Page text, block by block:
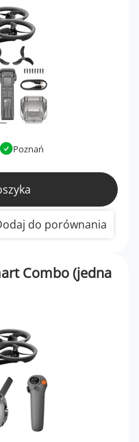
Poznań
do porównania
Combo (jedna